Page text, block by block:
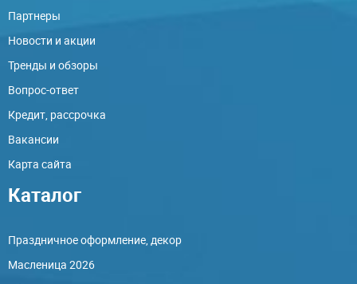
Партнеры
Новости и акции
Тренды и обзоры
Вопрос-ответ
Кредит, рассрочка
Вакансии
Карта сайта
Каталог
Праздничное оформление, декор
Масленица 2026